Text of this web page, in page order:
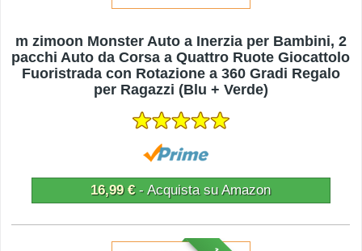
m zimoon Monster Auto a Inerzia per Bambini, 2
pacchi Auto da Corsa a Quattro Ruote Giocattolo
Fuoristrada con Rotazione a 360 Gradi Regalo
per Ragazzi (Blu + Verde)
16,99 €- Acquista su Amazon